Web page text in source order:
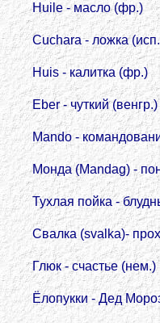
Huile - масло (фр.)
Cuchara - ложка
Huis - калитка (фр.)
Eber - чуткий (венгр.)
Mando -
Монда (Mandag) -
Тухлая пойка -
Свалка (svalka)-
Глюк - счастье (нем.)
Ёлопукки - Дед